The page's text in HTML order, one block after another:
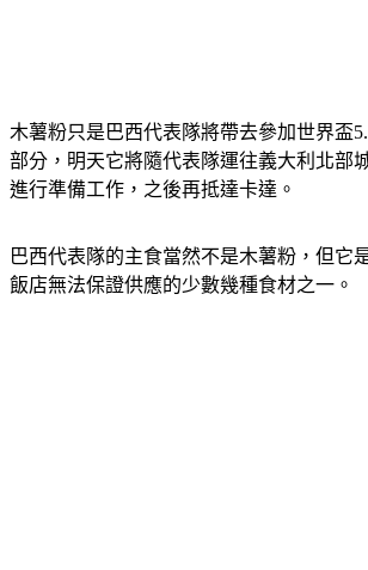
木薯粉只是巴西代表隊將帶去參加世界盃
部分，明天它將隨代表隊運往義大利北部
巴西代表隊的主食當然不是木薯粉，但它